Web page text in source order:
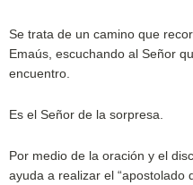
Se trata de un camino que
Emaús, escuchando al Señor
encuentro.
Es el Señor de la sorpresa.
Por medio de la oración y el
ayuda a realizar el “apostolado